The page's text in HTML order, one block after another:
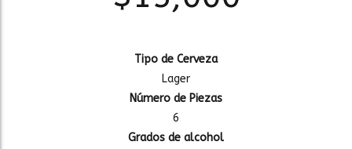
Tipo de Cerveza
Lager
Número de Piezas
6
Grados de alcohol